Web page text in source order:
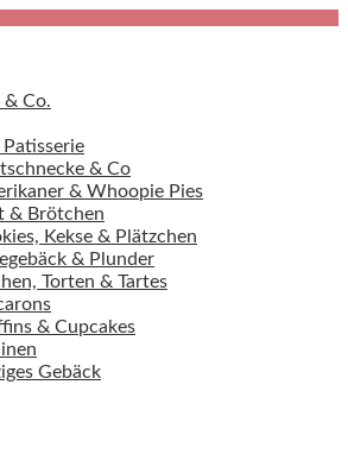
Co.
Patisserie
& Co
& Whoopie Pies
& Brötchen
Kekse & Plätzchen
& Plunder
Torten & Tartes
& Cupcakes
Gebäck